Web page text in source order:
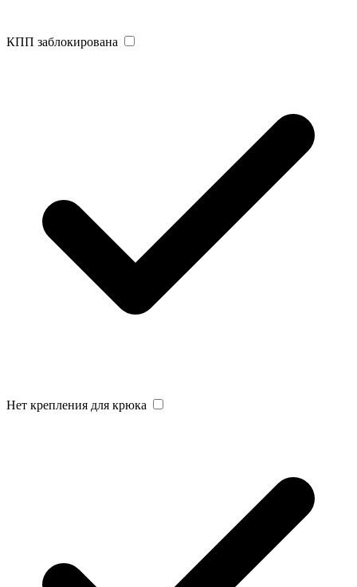
КПП заблокирована
Нет крепления для крюка